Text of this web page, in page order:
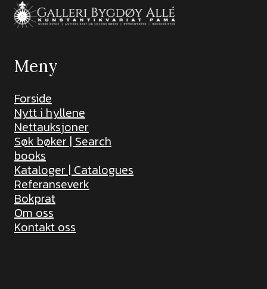
Meny
Forside
Nytt i hyllene
Nettauksjoner
Søk bøker | Search
books
Kataloger | Catalogues
Referanseverk
Bokprat
Om oss
Kontakt oss